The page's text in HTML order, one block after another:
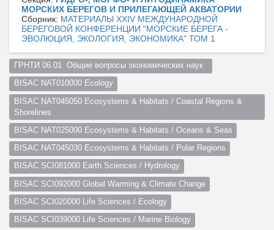
МОРСКИХ БЕРЕГОВ И ПРИЛЕГАЮЩЕЙ АКВАТОРИИ
Сборник: МАТЕРИАЛЫ XXIV МЕЖДУНАРОДНОЙ
БЕРЕГОВОЙ КОНФЕРЕНЦИИ "МОРСКИЕ БЕРЕГА -
ЭВОЛЮЦИЯ, ЭКОЛОГИЯ, ЭКОНОМИКА" ТОМ 1
ГРНТИ 06.01  Общие вопросы экономических наук
BISAC NAT010000 Ecology
BISAC NAT045050 Ecosystems & Habitats / Coastal Regions &
Shorelines
BISAC NAT025000 Ecosystems & Habitats / Oceans & Seas
BISAC NAT045030 Ecosystems & Habitats / Polar Regions
BISAC SCI081000 Earth Sciences / Hydrology
BISAC SCI092000 Global Warming & Climate Change
BISAC SCI020000 Life Sciences / Ecology
BISAC SCI039000 Life Sciences / Marine Biology